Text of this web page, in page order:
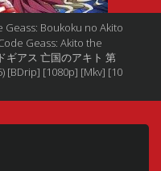
Geass: Boukoku no Akito
Geass: Akito the
ギアス 亡国のアキト 第
[BDrip] [1080p] [Mkv] [10